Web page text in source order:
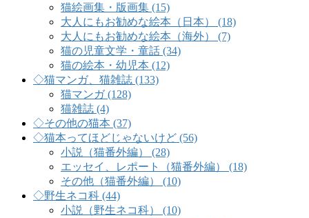
猫絵画集・版画集 (15)
大人にもお勧めな絵本（日本） (18)
大人にもお勧めな絵本（海外） (7)
猫の児童文学・童話 (34)
猫の絵本・幼児本 (12)
◇猫マンガ、猫雑誌 (133)
猫マンガ (128)
猫雑誌 (4)
◇その他の猫本 (37)
◇猫本ってほどじゃないけど (56)
小説（猫番外編） (28)
エッセイ、レポート（猫番外編） (18)
その他（猫番外編） (10)
◇野生ネコ科 (44)
小説（野生ネコ科） (10)